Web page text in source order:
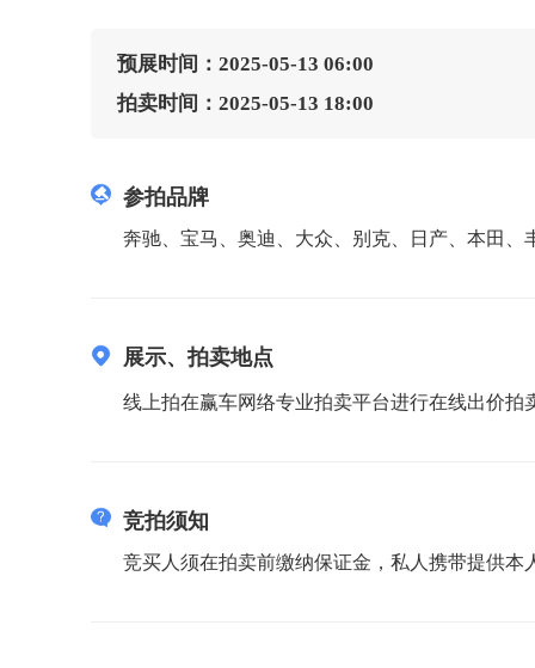
预展时间：2025-05-13 06:00
拍卖时间：2025-05-13 18:00
参拍品牌
奔驰、宝马、奥迪、大众、别克、日产、本田、
展示、拍卖地点
线上拍在赢车网络专业拍卖平台进行在线出价拍
竞拍须知
竞买人须在拍卖前缴纳保证金，私人携带提供